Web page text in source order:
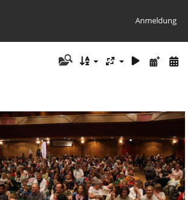
Anmeldung